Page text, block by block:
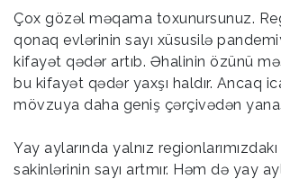
Çox gözəl məqama toxunursunuz.
qonaq evlərinin sayı xüsusilə
kifayət qədər artıb. Əhalinin özünü
bu kifayət qədər yaxşı haldır. Ancaq
mövzuya daha geniş çərçivədən
Yay aylarında yalnız
sakinlərinin sayı artmır. Həm də yay